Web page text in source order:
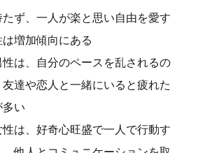
ず、一人が楽と思い自由を愛す
増加傾向にある
は、自分のペースを乱されるの
友達や恋人と一緒にいると疲れた
多い
は、好奇心旺盛で一人で行動す